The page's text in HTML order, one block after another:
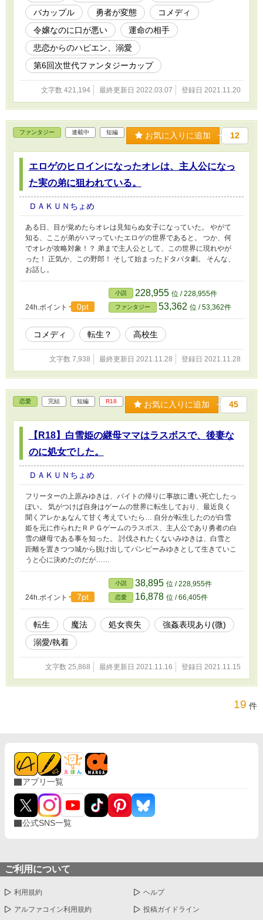
バカップル
勇者が変態
コメディ
令嬢なのに口が悪い
運命の相手
悲恋からのハピエン、溺愛
第6回次世代ファンタジーカップ
文字数 421,194 最終更新日 2022.03.07 登録日 2021.11.20
ファンタジー 連載中 短編 お気に入りに追加 12
エロゲのヒロインになったオレは、主人公になっ
た実の弟に狙われている。
ＤＡＫＵＮちょめ
ある日、目が覚めたらオレは見知らぬ女子になっていた。 やがて
知る、ここが弟がハマっていたエロゲの世界であると。 つか、何
でオレが攻略対象！？ 弟まで主人公として、この世界に現れやが
った！ 正気か、この野郎！ そして始まったドタバタ劇。 そんな、
お話し。
24h.ポイント 0pt
小説 228,955 位 / 228,955件
ファンタジー 53,362 位 / 53,362件
コメディ 転生？ 高校生
文字数 7,938 最終更新日 2021.11.28 登録日 2021.11.28
恋愛 完結 短編 R18 お気に入りに追加 45
【R18】白雪姫の継母ママはラスボスで、後妻な
のに処女でした。
ＤＡＫＵＮちょめ
フリーターの上原みゆきは、バイトの帰りに事故に遭い死亡したっ
ぽい。 気がつけば自身はゲームの世界に転生しており、最近良く
聞くアレかぁなんて甘く考えていたら… 自分が転生したのが白雪
姫を元に作られたＲＰＧゲームのラスボス、主人公であり勇者の白
雪の継母である事を知った。 討伐されたくないみゆきは、白雪と
距離を置きつつ城から脱け出してパンピーみゆきとして生きていこ
うと心に決めたのだが……
24h.ポイント 7pt
小説 38,895 位 / 228,955件
恋愛 16,878 位 / 66,405件
転生 魔法 処女喪失
強姦表現あり(微)
溺愛/執着
文字数 25,868 最終更新日 2021.11.16 登録日 2021.11.15
19 件
アプリ一覧
公式SNS一覧
ご利用について
利用規約 ヘルプ
アルファコイン利用規約 投稿ガイドライン